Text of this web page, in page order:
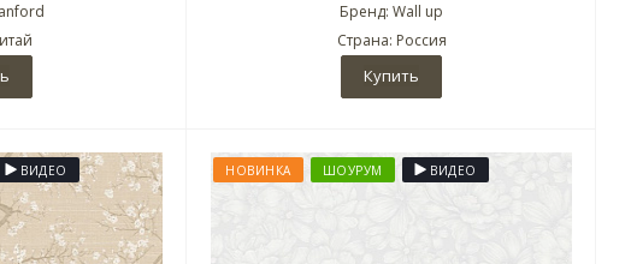
Бренд: Wall up
Страна: Россия
Купить
ВИДЕО НОВИНКА ШОУРУМ ВИДЕО